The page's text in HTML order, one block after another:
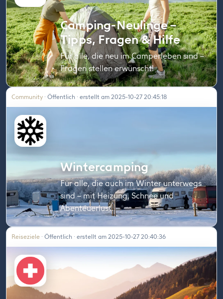
Camping-Neulinge –
Tipps, Fragen & Hilfe
Für alle, die neu im Camperleben sind –
Fragen stellen erwünscht!
Community · Öffentlich · erstellt am 2025-10-27 20:45:18
Wintercamping
Für alle, die auch im Winter unterwegs
sind – mit Heizung, Schnee und
Abenteuerlust.
Reiseziele · Öffentlich · erstellt am 2025-10-27 20:40:36